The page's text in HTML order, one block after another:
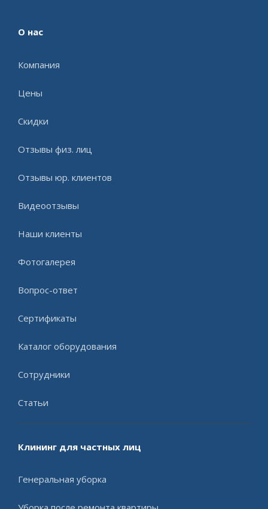
О нас
Компания
Цены
Скидки
Отзывы физ. лиц
Отзывы юр. клиентов
Видеоотзывы
Наши клиенты
Фотогалерея
Вопрос-ответ
Сертификаты
Каталог оборудования
Сотрудники
Статьи
Клининг для частных лиц
Генеральная уборка